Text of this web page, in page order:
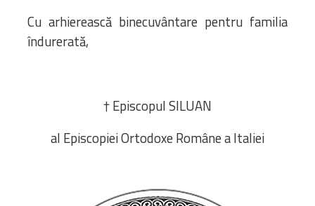
Cu arhierească binecuvântare pentru familia
îndurerată,
† Episcopul SILUAN
al Episcopiei Ortodoxe Române a Italiei